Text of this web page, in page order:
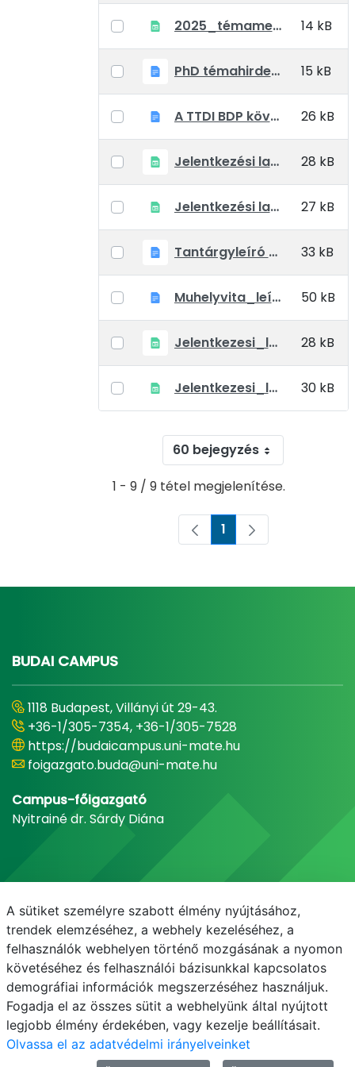
2025_témameghirdetések_mind_BDP 14 kB
PhD témahirdetési adatlap_BTP 15 kB
A TTDI BDP követelményrendszer a régi hallgatók_kiegészíteni.docx 26 kB
Jelentkezési lap komplex vizsgára 28 kB
Jelentkezési lap doktori képzésre egyéni felkészülők részére 27 kB
Tantárgyleíró adatlap 33 kB
Muhelyvita_leírás és dokumentaciók 50 kB
Jelentkezesi_lap_fokozatszerzésre 28 kB
Jelentkezesi_lap_doktori_kepzesre 30 kB
60 bejegyzés
1 - 9 / 9 tétel megjelenítése.
Oldal
1
BUDAI CAMPUS
1118 Budapest, Villányi út 29-43.
+36-1/305-7354, +36-1/305-7528
https://budaicampus.uni-mate.hu
foigazgato.buda@uni-mate.hu
Campus-főigazgató
Nyitrainé dr. Sárdy Diána
E-mail Telefonkönyv NEPTUN E-learning
A sütiket személyre szabott élmény nyújtásához,
trendek elemzéséhez, a webhely kezeléséhez, a
felhasználók webhelyen történő mozgásának a nyomon
követéséhez és felhasználói bázisunkkal kapcsolatos
demográfiai információk megszerzéséhez használjuk.
Fogadja el az összes sütit a webhelyünk által nyújtott
legjobb élmény érdekében, vagy kezelje beállításait.
Olvassa el az adatvédelmi irányelveinket